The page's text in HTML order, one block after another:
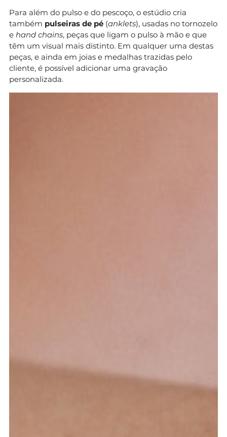
Para além do pulso e do pescoço, o estúdio cria
também pulseiras de pé (anklets), usadas no tornozelo
e hand chains, peças que ligam o pulso à mão e que
têm um visual mais distinto. Em qualquer uma destas
peças, e ainda em joias e medalhas trazidas pelo
cliente, é possível adicionar uma gravação
personalizada.